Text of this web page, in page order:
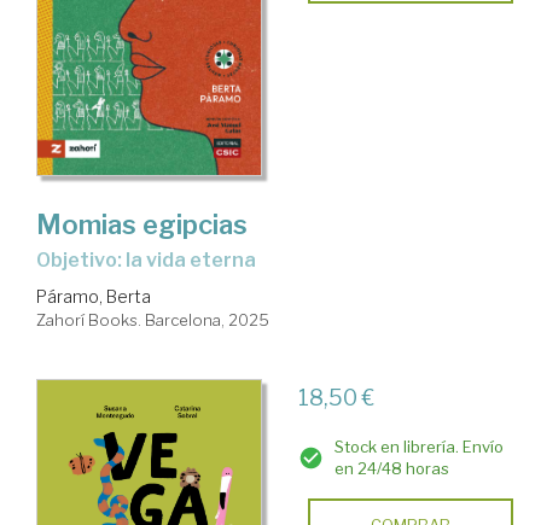
Momias egipcias
Objetivo: la vida eterna
Páramo, Berta
Zahorí Books. Barcelona, 2025
18,50 €
Stock en librería. Envío
en 24/48 horas